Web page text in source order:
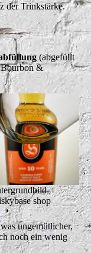
der Trinkstärke.
(abgefüllt
Bourbon &
shop
ungemütlicher,
noch ein wenig